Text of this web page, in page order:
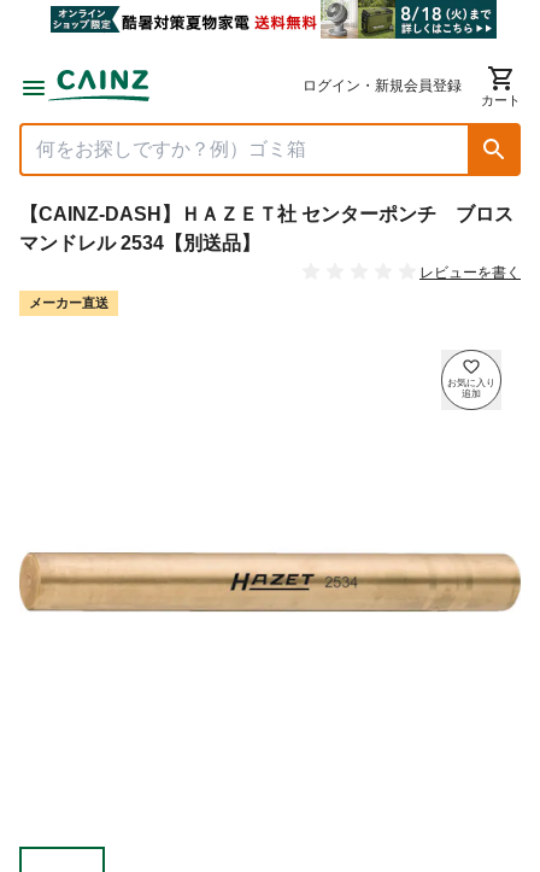
ログイン・新規会員登録
カート
【CAINZ-DASH】ＨＡＺＥＴ社 センターポンチ ブロス
マンドレル 2534【別送品】
レビューを書く
メーカー直送